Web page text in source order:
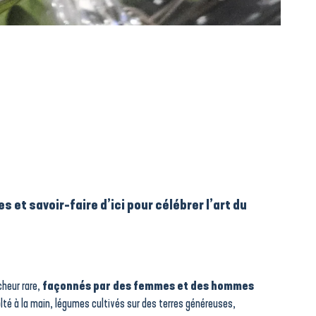
et savoir-faire d’ici pour célébrer l’art du
rare, façonnés par des femmes et des hommes
à la main, légumes cultivés sur des terres généreuses,